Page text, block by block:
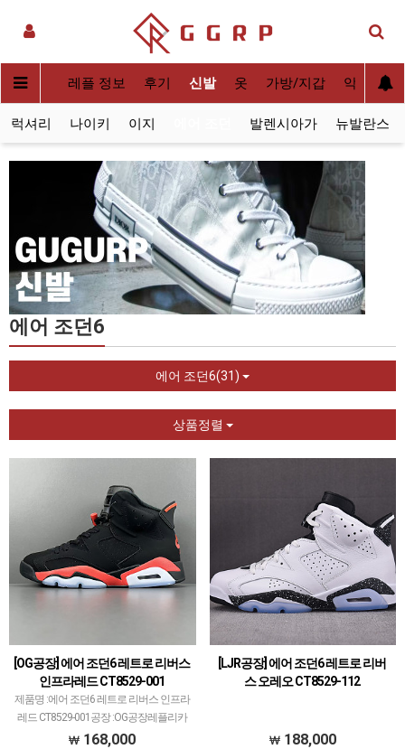
사[QC] 레플 정보 후기 신발 옷 가방/지갑 악세사리
럭셔리 나이키 이지 발렌시아가 뉴발란스
에어 조던6
에어 조던6(31)
상품정렬
[OG공장] 에어 조던6 레트로 리버스
인프라레드 CT8529-001
제품명 :에어 조던6 레트로 리버스 인프라
레드 CT8529-001공장 :OG공장레플리카
신발 공장에서 가장 큰 PK공장만큼 OG공
168,000
[LJR공장] 에어 조던6 레트로 리버
스 오레오 CT8529-112
188,000